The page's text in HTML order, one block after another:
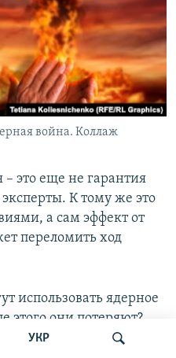
УКР
война. Коллаж
это еще не гарантия
К тому же это
а сам эффект от
переломить ход
использовать ядерное
этого они потеряют?
сообщества, как